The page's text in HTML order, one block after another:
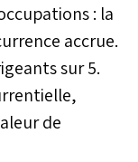
du
les
à
: la
accrue.
sur 5.
de